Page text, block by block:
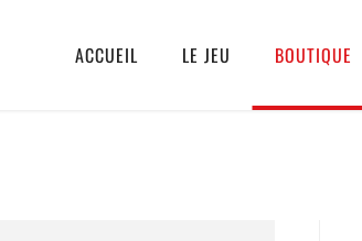
ACCUEIL LE JEU BOUTIQUE